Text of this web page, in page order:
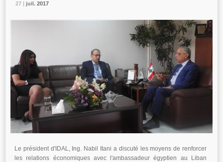
27 | juil. 2017
27 | juil. 2017
27 | juil. 2017
Le président d'IDAL, Ing. Nabil Itani a discuté les moyens de renforcer
les relations économiques avec l'ambassadeur égyptien au Liban